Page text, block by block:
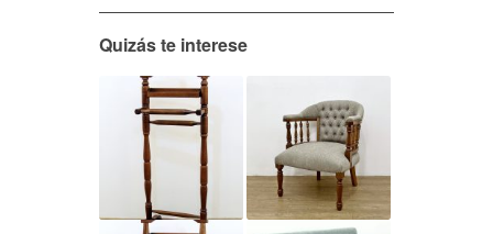
Quizás te interese